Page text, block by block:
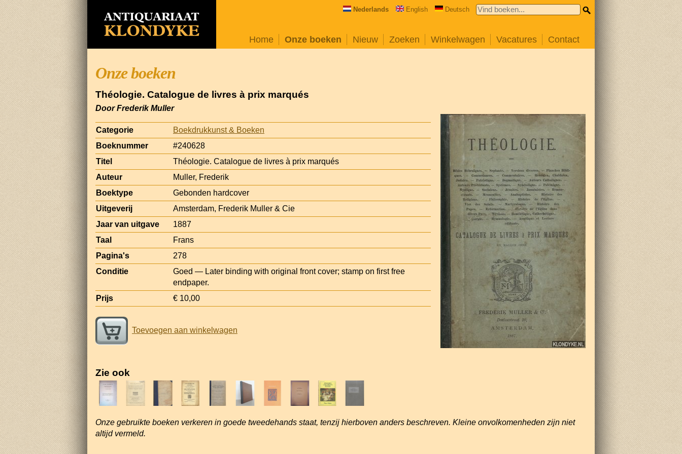
Nederlands English Deutsch
Home Onze boeken Nieuw Zoeken Winkelwagen Vacatures Contact
Onze boeken
Théologie. Catalogue de livres à prix marqués
Door Frederik Muller
Categorie
Boekdrukkunst & Boeken
Boeknummer
#240628
Titel
Théologie. Catalogue de livres à prix marqués
Auteur
Muller, Frederik
Boektype
Gebonden hardcover
Uitgeverij
Amsterdam, Frederik Muller & Cie
Jaar van uitgave
1887
Taal
Frans
Pagina's
278
Conditie
Goed — Later binding with original front cover; stamp on first free
endpaper.
Prijs
€ 10,00
Toevoegen aan winkelwagen
Zie ook
Onze gebruikte boeken verkeren in goede tweedehands staat, tenzij hierboven anders beschreven. Kleine onvolkomenheden zijn niet
altijd vermeld.